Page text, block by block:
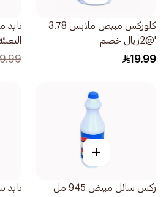
كلوركس مبيض ملابس 3.78
'@2ريال خصم
19.99
جرام
+
ركس سائل مبيض 945 مل
تايد